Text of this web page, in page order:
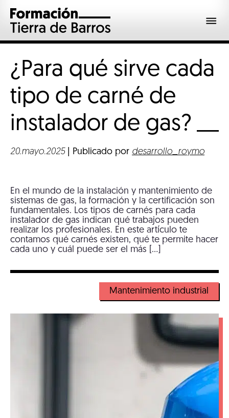
¿Para qué sirve cada
tipo de carné de
instalador de gas?
20.mayo.2025 | Publicado por desarrollo_roymo
En el mundo de la instalación y mantenimiento de
sistemas de gas, la formación y la certificación son
fundamentales. Los tipos de carnés para cada
instalador de gas indican qué trabajos pueden
realizar los profesionales. En este artículo te
contamos qué carnés existen, qué te permite hacer
cada uno y cuál puede ser el más […]
Mantenimiento industrial